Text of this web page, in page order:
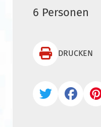
6 Personen
 DRUCKEN
 